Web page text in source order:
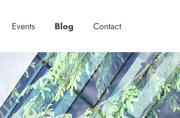
Events Blog Contact